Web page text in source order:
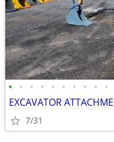
• • • • • • • • • •
7/31